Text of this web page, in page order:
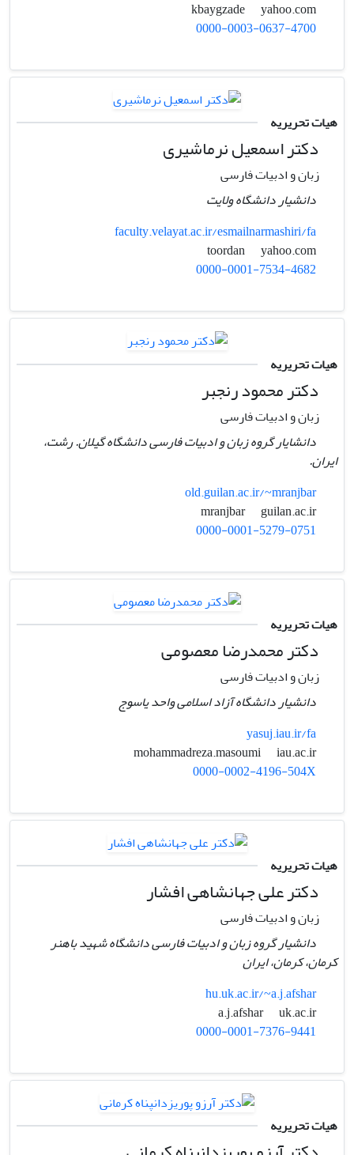
yahoo.com
0000-0003-0637-4700
هیات تحریریه
دکتر اسمعیل نرماشیری
زبان و ادبیات فارسی
دانشیار دانشگاه ولایت
faculty.velayat.ac.ir/esmailnarmashiri/fa
yahoo.com
0000-0001-7534-4682
هیات تحریریه
دکتر محمود رنجبر
زبان و ادبیات فارسی
دانشایار گروه زبان و ادبیات فارسی دانشگاه گیلان. رشت،
ایران.
old.guilan.ac.ir/~mranjbar
mranjbar
guilan.ac.ir
0000-0001-5279-0751
هیات تحریریه
دکتر محمدرضا معصومی
زبان و ادبیات فارسی
دانشیار دانشگاه آزاد اسلامی واحد یاسوج
yasuj.iau.ir/fa
mohammadreza.masoumi
iau.ac.ir
0000-0002-4196-504X
هیات تحریریه
دکتر علی جهانشاهی افشار
زبان و ادبیات فارسی
دانشیار گروه زبان و ادبیات فارسی دانشگاه شهید باهنر
کرمان، کرمان، ایران
hu.uk.ac.ir/~a.j.afshar
a.j.afshar
uk.ac.ir
0000-0001-7376-9441
هیات تحریریه